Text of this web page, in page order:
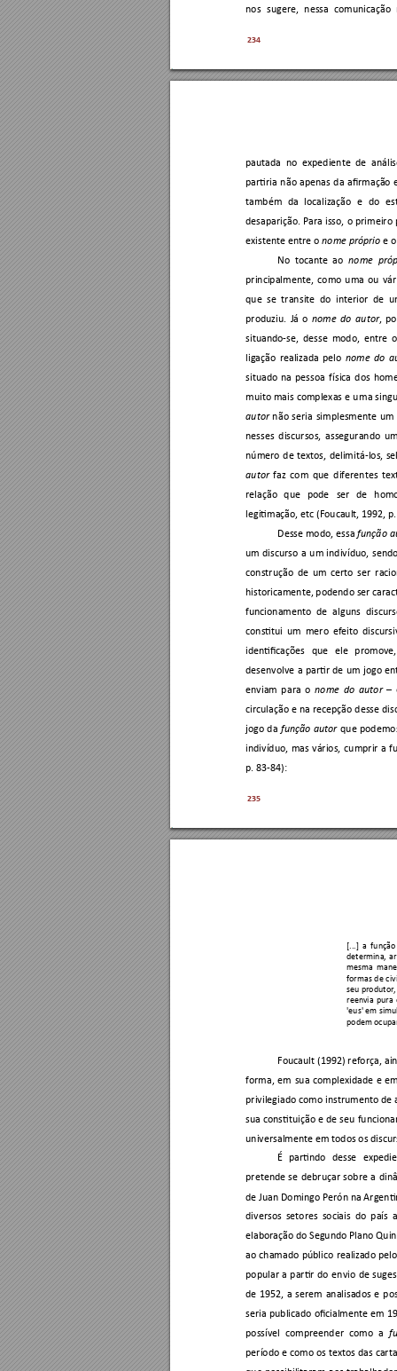
234
nos sugere, nessa comunicação
235
pautada no expediente de
partiria não apenas da afirmação
também da localização e do
desaparição. Para isso, o primeiro
existente entre o nome próprio e
No tocante ao nome
principalmente, como uma ou vár
que se transite do interior de
produziu.
Já o nome do autor,
situando-se, desse modo, entre
ligação realizada pelo nome do
situado na pessoa física dos
muito mais complexas e uma
autor não seria simplesmente um
nesses discursos, assegurando
número de textos, delimitá-los,
autor faz com que diferentes
relação que pode ser de h
legitimação, etc (Foucault, 1992,
Desse modo, essa função
um discurso a um indivíduo,
construção de um certo ser
historicamente, podendo ser
funcionamento de alguns
constitui um mero efeito d
identificações
que ele
desenvolve a partir de um jogo
enviam para o nome do autor –
circulação e na recepção desse
jogo da função autor que podemo
indivíduo, mas vários, cumprir a
p. 83-84):
[...] a função
determina,
mesma
formas de ci
seu produtor,
reenvia pura
'eus' em
podem
Foucault (1992) reforça,
forma, em sua complexidade e
privilegiado como instrumento de
sua constituição e de seu
universalmente em todos os
É partindo desse
pretende se debruçar sobre a
de Juan Domingo Perón na
diversos setores sociais do país
elaboração do Segundo Plano
ao chamado público realizado
popular a partir do envio de
de 1952, a serem analisados e p
seria publicado oficialmente em
possível compreender como a
período e como os textos das